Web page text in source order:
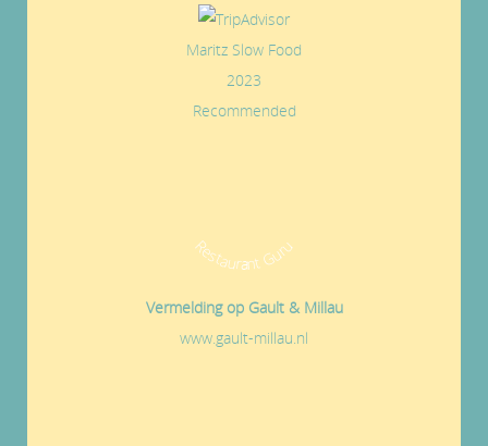
Maritz Slow Food
2023
Recommended
Restaurant Guru
Vermelding op Gault & Millau
www.gault-millau.nl